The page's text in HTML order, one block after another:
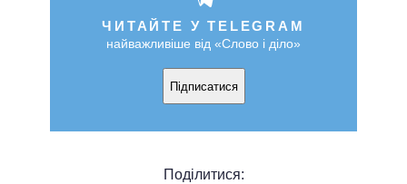
ЧИТАЙТЕ У TELEGRAM
найважливіше від «Слово і діло»
Підписатися
Поділитися: